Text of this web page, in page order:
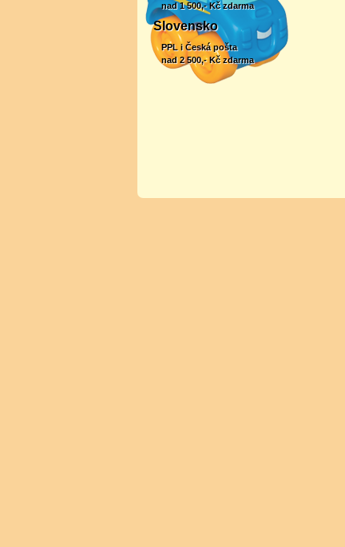
nad 1 500,- Kč zdarma
Slovensko
PPL i Česká pošta
nad 2 500,- Kč zdarma